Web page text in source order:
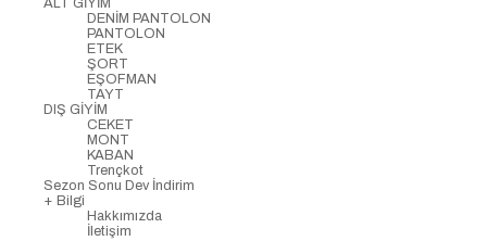
ALT GİYİM
DENİM PANTOLON
PANTOLON
ETEK
ŞORT
EŞOFMAN
TAYT
DIŞ GİYİM
CEKET
MONT
KABAN
Trençkot
Sezon Sonu Dev İndirim
+ Bilgi
Hakkımızda
İletişim